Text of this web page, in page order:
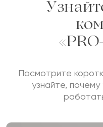
Посмотрите
узнайте,